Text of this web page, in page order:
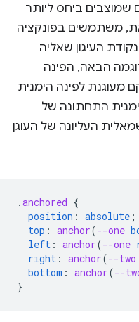
שמוצבים ביחס ליותר
משתמשים בפונקציה
העיגון שאליה
הבאה, הפינה
מעוגנת לפינה הימנית
התחתונה של
העליונה של העוגן
.anchored {
position : absolute ;
top : anchor(--one
left : anchor(--one
right : anchor(--two
bottom : anchor(--
}